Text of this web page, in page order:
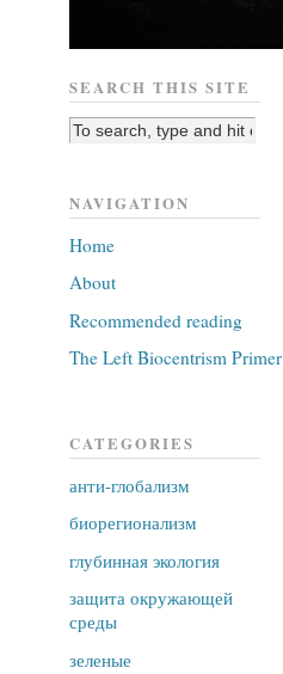
SEARCH THIS SITE
NAVIGATION
Home
About
Recommended reading
The Left Biocentrism Primer
CATEGORIES
анти-глобализм
биорегионализм
глубинная экология
защита окружающей
среды
зеленые